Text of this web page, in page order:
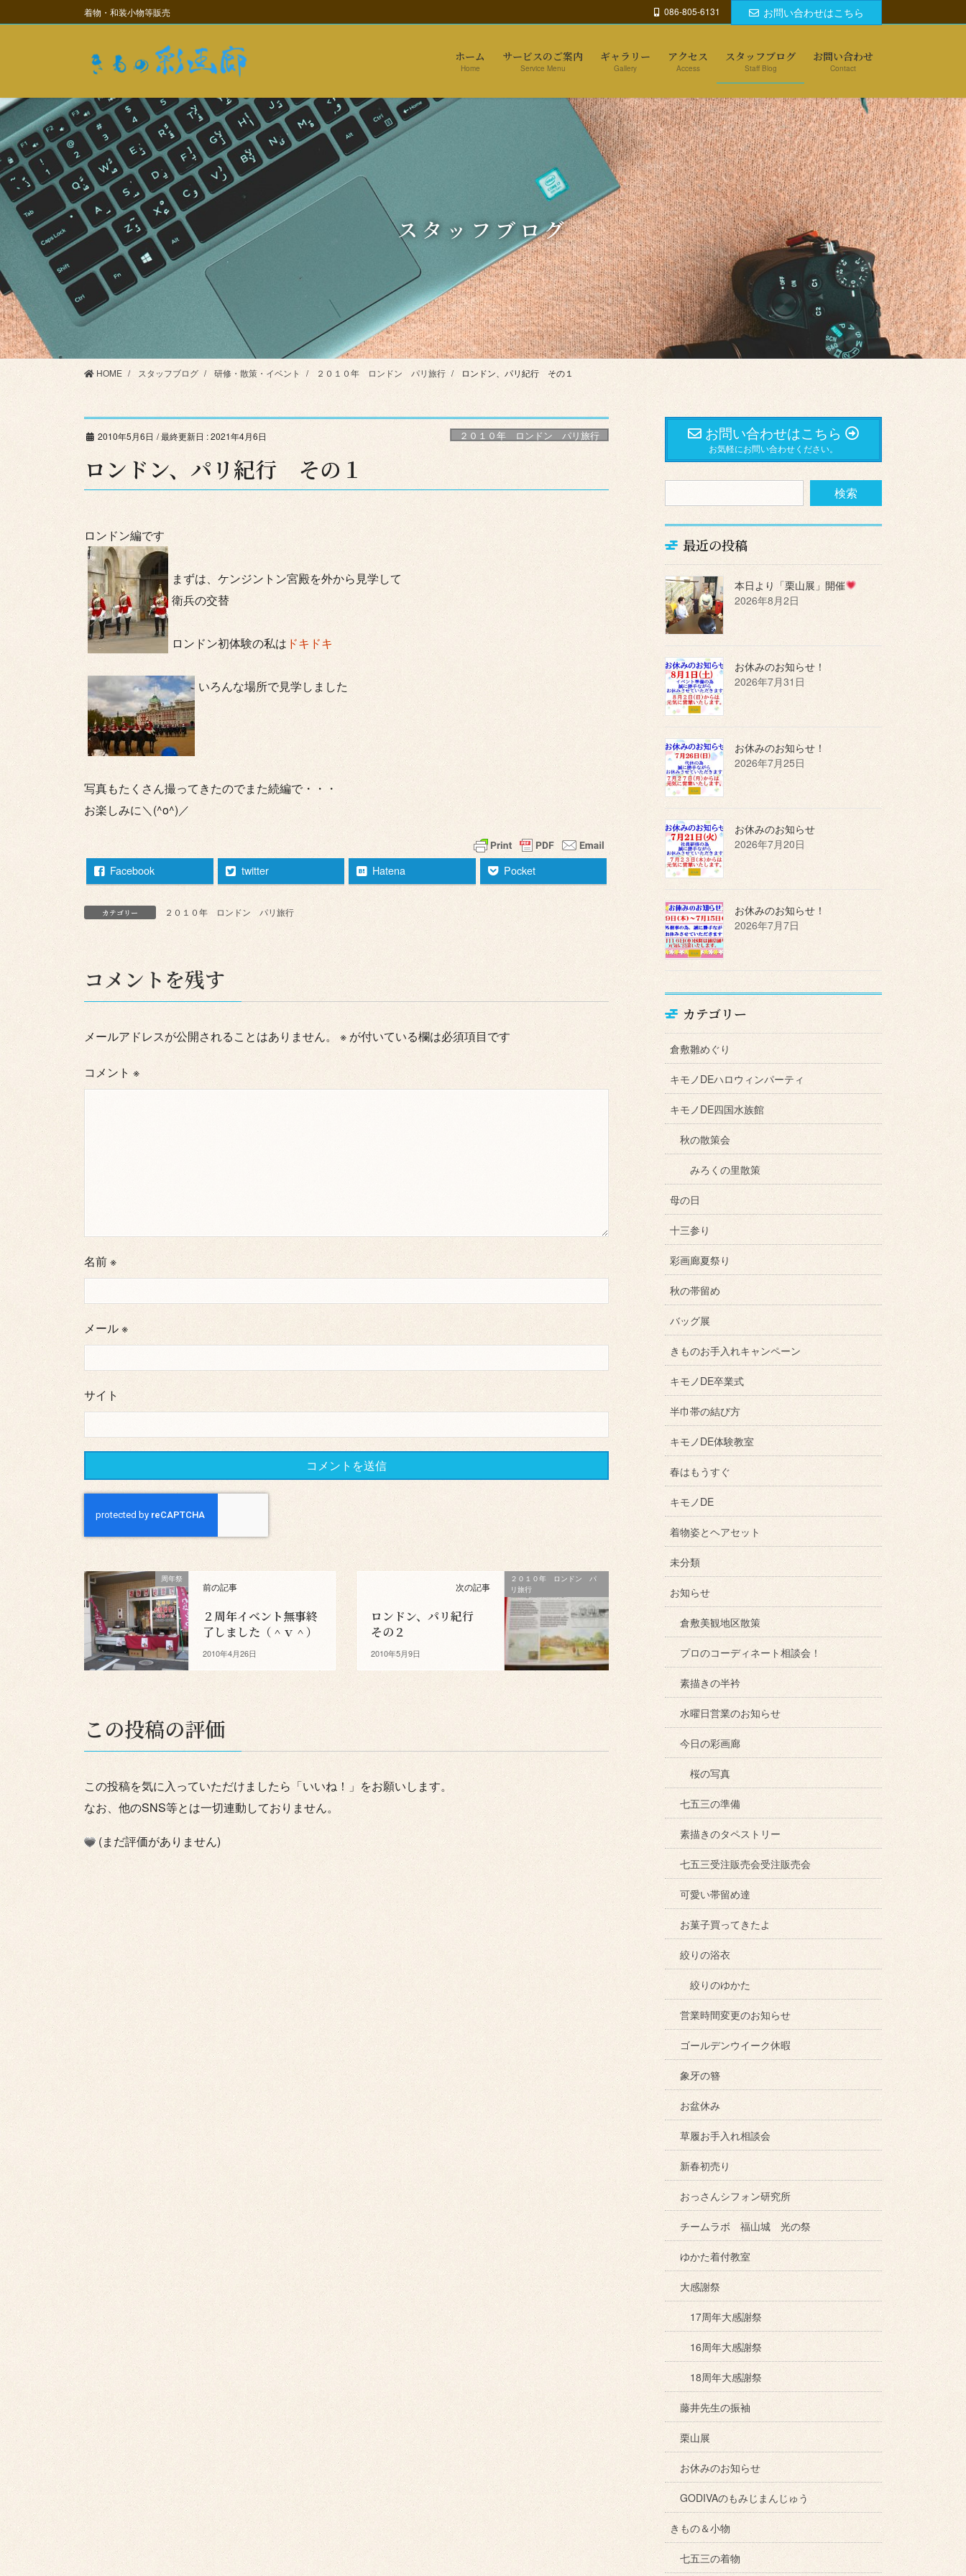
ン
に
移
ビ
ョ
ン
移
動
着物・和装小物等販売 086-805-6131 お問い合わせはこちら
ホーム
Home
サービスのご案内
Service Menu
ギャラリー
Gallery
アクセス
Access
スタッフブログ
Staff Blog
お問い合わせ
Contact
スタッフブログ
HOME スタッフブログ 研修・散策・イベント ２０１０年 ロンドン パリ旅行 ロンドン、パリ紀行 その１
2010年5月6日 / 最終更新日 :2021年4月6日 ２０１０年 ロンドン パリ旅行
ロンドン、パリ紀行 その１
ロンドン編です
まずは、ケンジントン宮殿を外から見学して
衛兵の交替
ロンドン初体験の私は ドキドキ
いろんな場所で見学しました
写真もたくさん撮ってきたのでまた続編で・・・
お楽しみに＼(^o^)／
Facebook twitter Hatena Pocket
カテゴリー ２０１０年 ロンドン パリ旅行
コメントを残す
メールアドレスが公開されることはありません。 ※ が付いている欄は必須項目です
コメント ※
名前※
メール※
サイト
周年祭
前の記事
２周年イベント無事終
了しました（＾ｖ＾）
2010年4月26日
２０１０年 ロンドン パ
リ旅行
次の記事
ロンドン、パリ紀行
その２
2010年5月9日
この投稿の評価
この投稿を気に入っていただけましたら「いいね！」をお願いします。
なお、他のSNS等とは一切連動しておりません。
(まだ評価がありません)
お問い合わせはこちら
お気軽にお問い合わせください。
最近の投稿
本日より「栗山展」開催
2026年8月2日
お休みのお知らせ！
2026年7月31日
お休みのお知らせ！
2026年7月25日
お休みのお知らせ
2026年7月20日
お休みのお知らせ！
2026年7月7日
カテゴリー
倉敷雛めぐり
キモノDEハロウィンパーティ
キモノDE四国水族館
秋の散策会
みろくの里散策
母の日
十三参り
彩画廊夏祭り
秋の帯留め
バッグ展
きものお手入れキャンペーン
キモノDE卒業式
半巾帯の結び方
キモノDE体験教室
春はもうすぐ
キモノDE
着物姿とヘアセット
未分類
お知らせ
倉敷美観地区散策
プロのコーディネート相談会！
素描きの半衿
水曜日営業のお知らせ
今日の彩画廊
桜の写真
七五三の準備
素描きのタペストリー
七五三受注販売会受注販売会
可愛い帯留め達
お菓子買ってきたよ
絞りの浴衣
絞りのゆかた
営業時間変更のお知らせ
ゴールデンウイーク休暇
象牙の簪
お盆休み
草履お手入れ相談会
新春初売り
おっさんシフォン研究所
チームラボ 福山城 光の祭
ゆかた着付教室
大感謝祭
17周年大感謝祭
16周年大感謝祭
18周年大感謝祭
藤井先生の振袖
栗山展
お休みのお知らせ
GODIVAのもみじまんじゅう
きもの＆小物
七五三の着物